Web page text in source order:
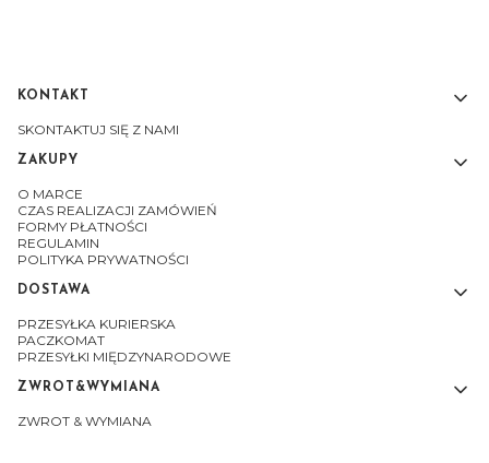
Linki w stopce
KONTAKT
SKONTAKTUJ SIĘ Z NAMI
ZAKUPY
O MARCE
CZAS REALIZACJI ZAMÓWIEŃ
FORMY PŁATNOŚCI
REGULAMIN
POLITYKA PRYWATNOŚCI
DOSTAWA
PRZESYŁKA KURIERSKA
PACZKOMAT
PRZESYŁKI MIĘDZYNARODOWE
ZWROT&WYMIANA
ZWROT & WYMIANA